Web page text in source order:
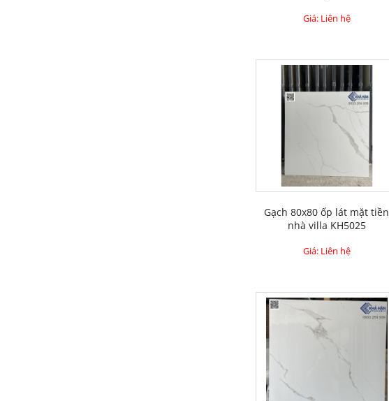
Giá: Liên hệ
Gạch 80x80 ốp lát mặt tiền
nhà villa KH5025
Giá: Liên hệ